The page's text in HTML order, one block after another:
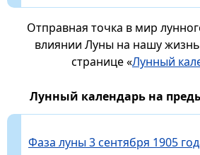
Отправная точка в мир
влиянии Луны на нашу
странице «Лунный
Лунный календарь на
Фаза луны 3 сентября 1905